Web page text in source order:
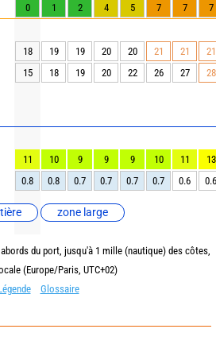
zone large
0 1 2 4 5 7 7 7
18 19 19 20 20 21 21
21
15
18 19 20 22 26 27 28
11 10 9 9 9 10 11
13
0.8
0.8 0.7 0.7 0.7 0.7 0.6 0.6
du port, jusqu'à 1 mille (nautique) des côtes,
(Europe/Paris, UTC+02)
Glossaire